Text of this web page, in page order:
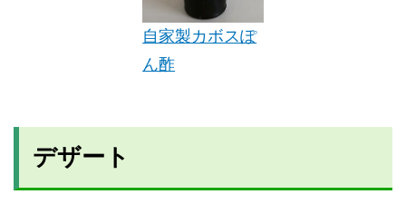
自家製カボスぽ
ん酢
デザート